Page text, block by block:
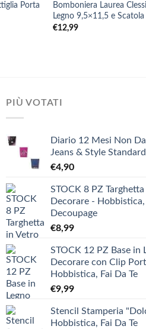
Porta
Bomboniera Laurea
Legno 9,5×11,5 e Scatola
€12,99
PIÙ VOTATI
Diario 12 Mesi Non
Jeans & Style Standard
€4,90
STOCK 8 PZ
Decorare - Hobbistica,
Decoupage
€8,99
STOCK 12 PZ Base in
Decorare con Clip
Hobbistica, Fai Da Te
€9,99
Stencil Stamperia
Hobbistica, Fai Da Te